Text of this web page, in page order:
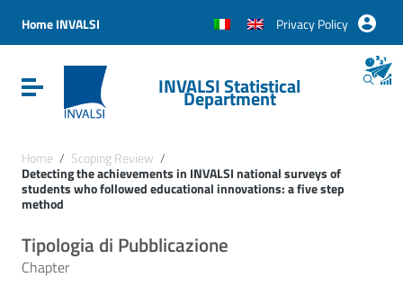
Vai al menu di navigazione
Vai al footer
Home INVALSI Privacy Policy
Attiva / disattiva la navigazioneINVALSI Statistical
Department
Home / Scoping Review /
Detecting the achievements in INVALSI national surveys of
students who followed educational innovations: a five step
method
Tipologia di Pubblicazione
Chapter